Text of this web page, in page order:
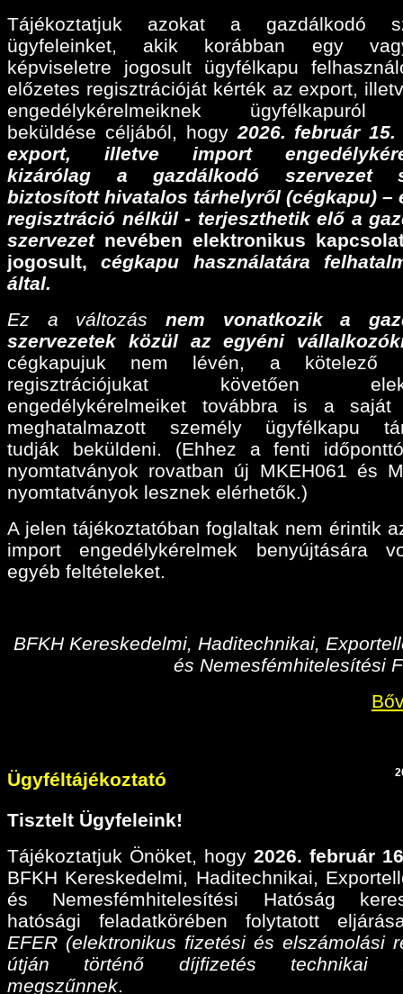
Tájékoztatjuk azokat a gazdálkodó
ügyfeleinket, akik korábban egy
képviseletre jogosult ügyfélkapu
előzetes regisztrációját kérték az export,
engedélykérelmeiknek ügyfélkapuról
beküldése céljából, hogy 2026. február
export, illetve import
kizárólag a gazdálkodó szervezet
biztosított hivatalos tárhelyről (cégkapu) –
regisztráció nélkül - terjeszthetik elő a
szervezet nevében elektronikus
jogosult, cégkapu használatára
által.
Ez a változás nem vonatkozik a
szervezetek közül az egyéni
cégkapujuk nem lévén, a kötelező
regisztrációjukat követően
engedélykérelmeiket továbbra is a
meghatalmazott személy ügyfélkapu
tudják beküldeni. (Ehhez a fenti
nyomtatványok rovatban új MKEH061 és
nyomtatványok lesznek elérhetők.)
A jelen tájékoztatóban foglaltak nem érintik
import engedélykérelmek benyújtására
egyéb feltételeket.
BFKH Kereskedelmi, Haditechnikai,
és Nemesfémhitelesítési
Ügyféltájékoztató
Tisztelt Ügyfeleink!
Tájékoztatjuk Önöket, hogy 2026. február
BFKH Kereskedelmi, Haditechnikai,
és Nemesfémhitelesítési Hatóság
hatósági feladatkörében folytatott
EFER (elektronikus fizetési és elszámolási
útján történő díjfizetés technikai
megszűnnek.